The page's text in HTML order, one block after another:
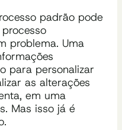
padrão pode
problema. Uma
para personalizar
as alterações
em uma
Mas isso já é